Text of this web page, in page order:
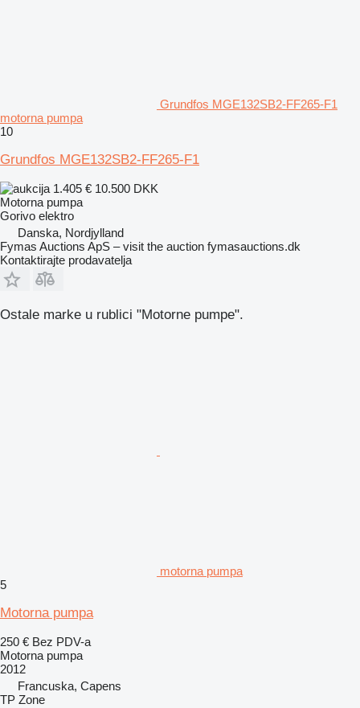
Grundfos MGE132SB2-FF265-F1
motorna pumpa
10
Grundfos MGE132SB2-FF265-F1
1.405 € 10.500 DKK
Motorna pumpa
Gorivo elektro
Danska, Nordjylland
Fymas Auctions ApS – visit the auction fymasauctions.dk
Kontaktirajte prodavatelja
Ostale marke u rublici "Motorne pumpe".
motorna pumpa
5
Motorna pumpa
250 € Bez PDV-a
Motorna pumpa
2012
Francuska, Capens
TP Zone